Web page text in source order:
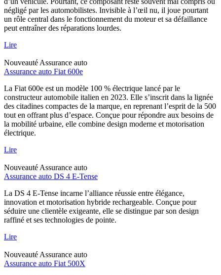
négligé par les automobilistes. Invisible à l’œil nu, il joue pourtant
un rôle central dans le fonctionnement du moteur et sa défaillance
peut entraîner des réparations lourdes.
Lire
Nouveauté Assurance auto
Assurance auto Fiat 600e
La Fiat 600e est un modèle 100 % électrique lancé par le
constructeur automobile italien en 2023. Elle s’inscrit dans la lignée
des citadines compactes de la marque, en reprenant l’esprit de la 500
tout en offrant plus d’espace. Conçue pour répondre aux besoins de
la mobilité urbaine, elle combine design moderne et motorisation
électrique.
Lire
Nouveauté Assurance auto
Assurance auto DS 4 E-Tense
La DS 4 E-Tense incarne l’alliance réussie entre élégance,
innovation et motorisation hybride rechargeable. Conçue pour
séduire une clientèle exigeante, elle se distingue par son design
raffiné et ses technologies de pointe.
Lire
Nouveauté Assurance auto
Assurance auto Fiat 500X